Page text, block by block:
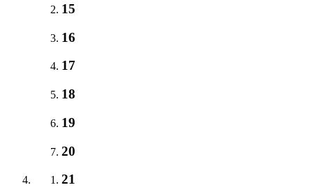
15
16
17
18
19
20
21